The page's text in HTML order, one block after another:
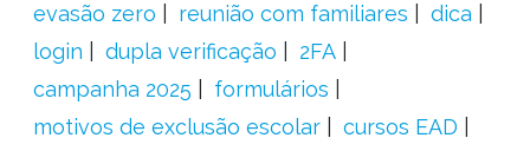
evasão zero
reunião com familiares
dica
login
dupla verificação
2FA
campanha 2025
formulários
motivos de exclusão escolar
cursos EAD